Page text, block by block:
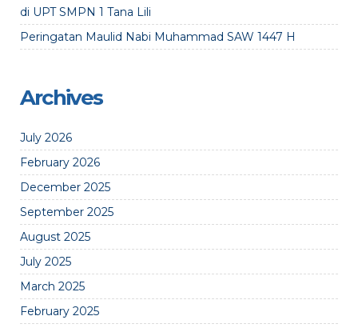
di UPT SMPN 1 Tana Lili
Peringatan Maulid Nabi Muhammad SAW 1447 H
Archives
July 2026
February 2026
December 2025
September 2025
August 2025
July 2025
March 2025
February 2025